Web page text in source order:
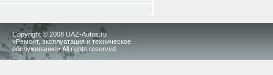
Copyright © 2008 UAZ-Autos.ru
«Ремонт, эксплуатация и техническое
обслуживание» All rights reserved.